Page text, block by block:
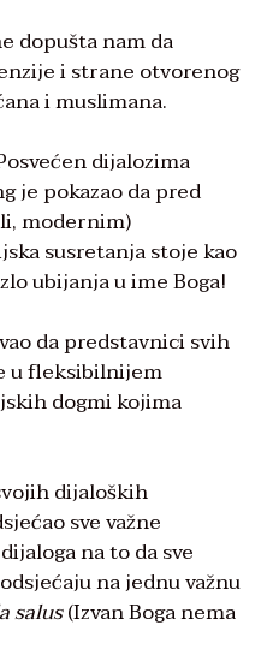
dopušta nam da
i strane otvorenog
i muslimana.
dijalozima
je pokazao da pred
modernim)
susretanja stoje kao
ubijanja u ime Boga!
da predstavnici svih
u fleksibilnijem
dogmi kojima
dijaloških
sve važne
na to da sve
na jednu važnu
salus(Izvan Boga nema